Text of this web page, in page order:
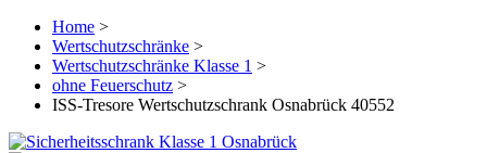
Home >
Wertschutzschränke >
Wertschutzschränke Klasse 1 >
ohne Feuerschutz >
ISS-Tresore Wertschutzschrank Osnabrück 40552